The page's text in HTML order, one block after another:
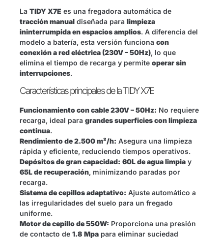
La TIDY X7E es una fregadora automática de
tracción manual diseñada para limpieza
ininterrumpida en espacios amplios. A diferencia del
modelo a batería, esta versión funciona con
conexión a red eléctrica (230V – 50Hz), lo que
elimina el tiempo de recarga y permite operar sin
interrupciones.
Características principales de la TIDY X7E
Funcionamiento con cable 230V – 50Hz: No requiere
recarga, ideal para grandes superficies con limpieza
continua.
Rendimiento de 2.500 m²/h: Asegura una limpieza
rápida y eficiente, reduciendo tiempos operativos.
Depósitos de gran capacidad: 60L de agua limpia y
65L de recuperación, minimizando paradas por
recarga.
Sistema de cepillos adaptativo: Ajuste automático a
las irregularidades del suelo para un fregado
uniforme.
Motor de cepillo de 550W: Proporciona una presión
de contacto de 1.8 Mpa para eliminar suciedad